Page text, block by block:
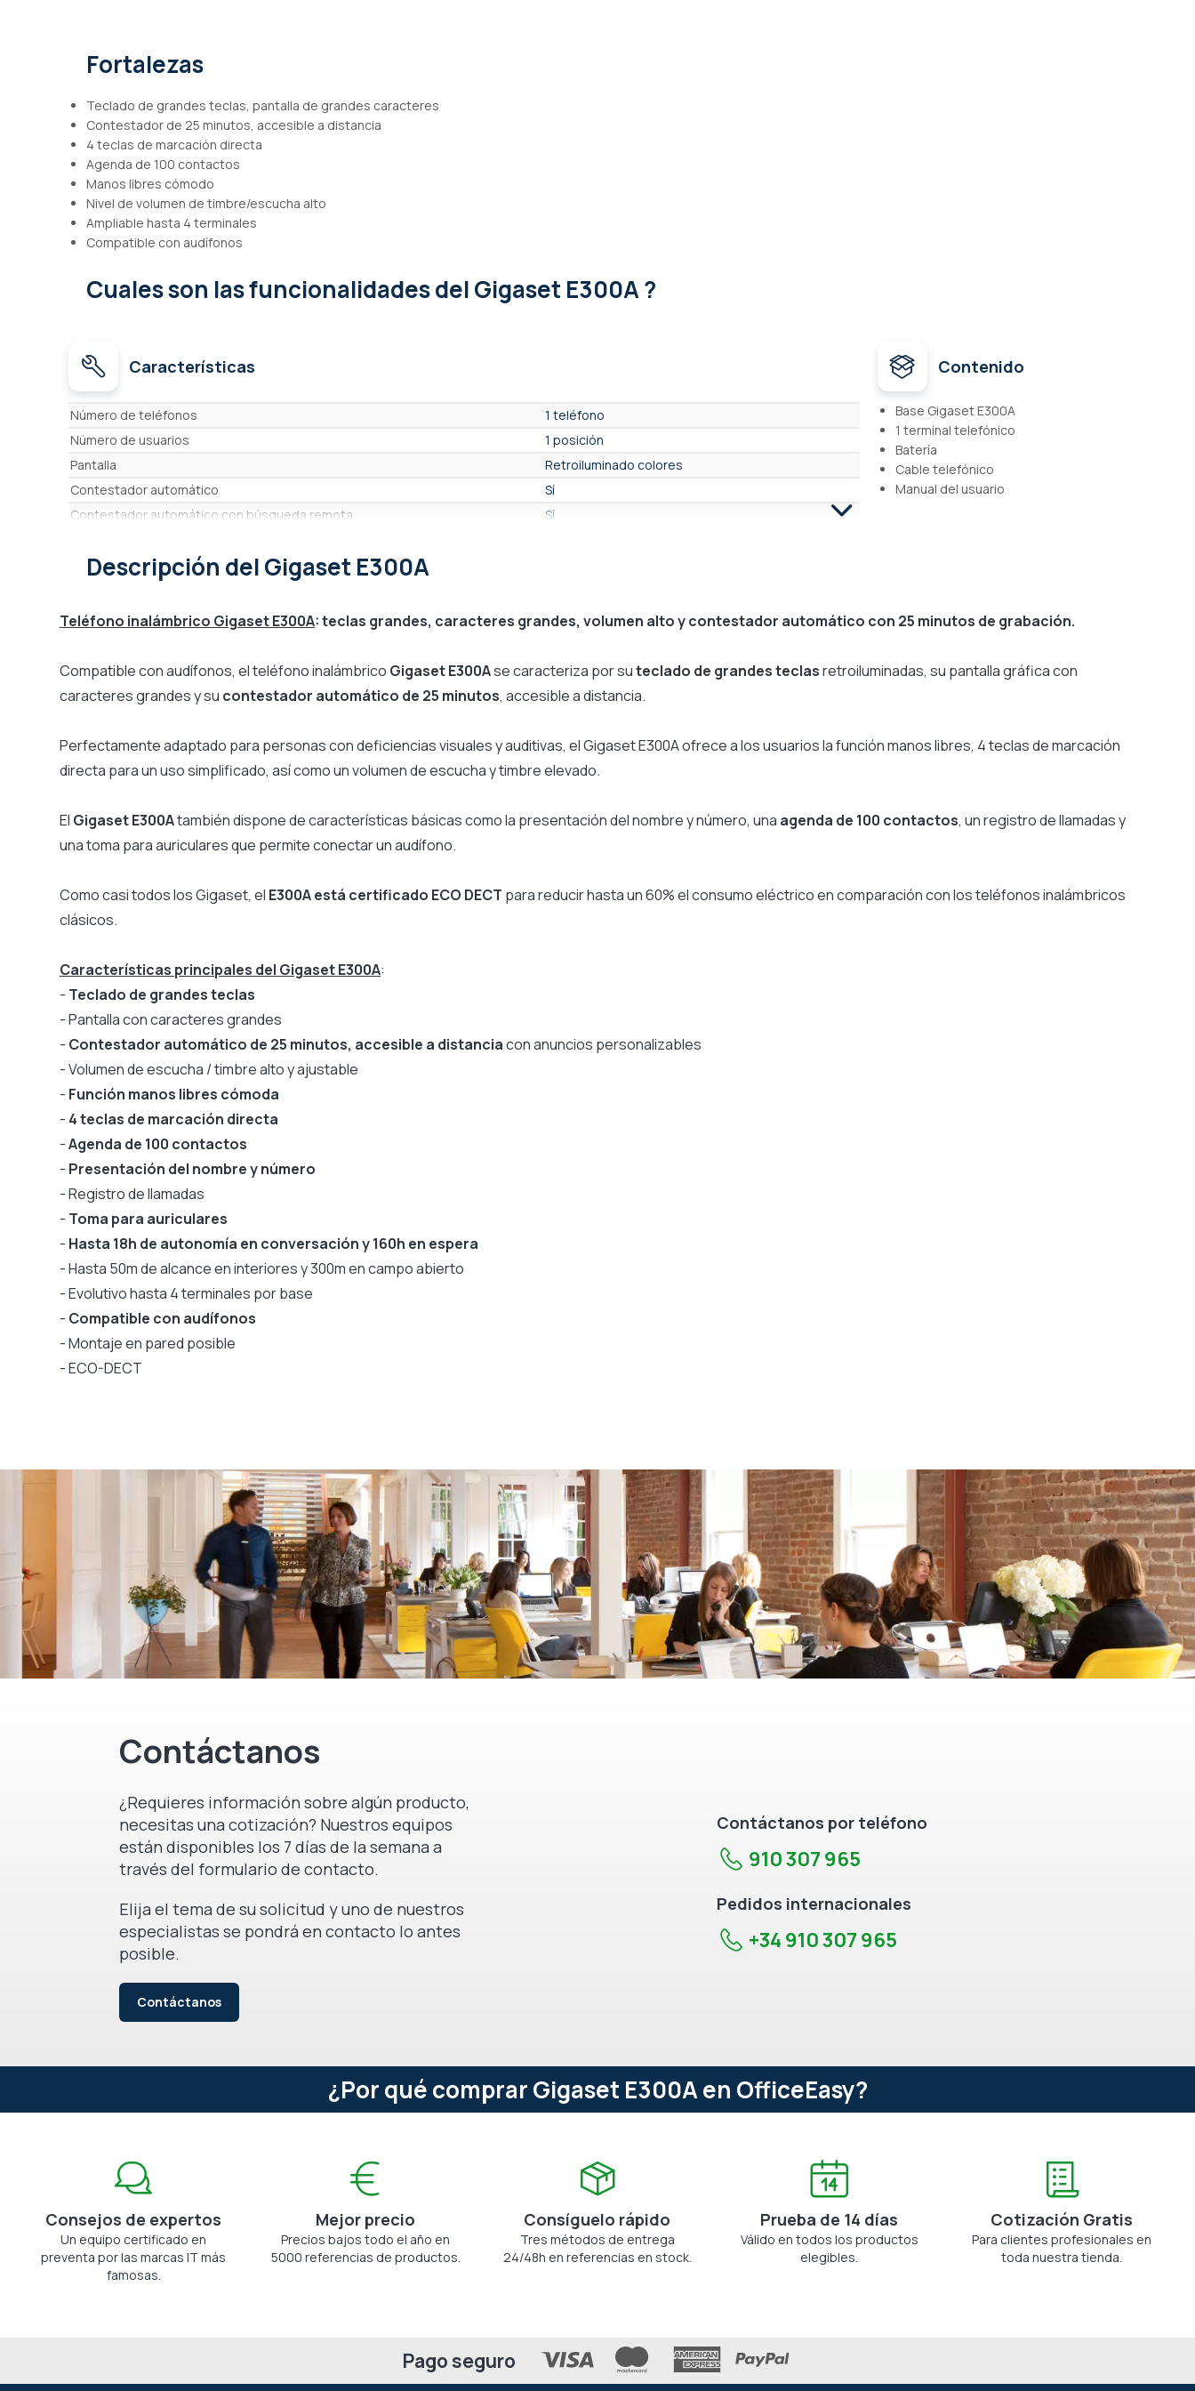
de
Fortalezas
Teclado de grandes teclas, pantalla de grandes caracteres
Contestador de 25 minutos, accesible a distancia
4 teclas de marcación directa
Agenda de 100 contactos
Manos libres cómodo
Nivel de volumen de timbre/escucha alto
Ampliable hasta 4 terminales
Compatible con audífonos
Cuales son las funcionalidadesdel Gigaset E300A ?
Características
Características
Número de teléfonos
1 teléfono
Número de usuarios
1 posición
Pantalla
Retroiluminado colores
Contestador automático
Sí
Contestador automático con búsqueda remota
Sí
Vibrador
Conferencia a tres (1 externa y 2 internas)
Bluetooth
No
Toma de auriculares
Sí
Compatibilidad PABX
Tiempo de conversación
25 horas
Compatible con puerta de enlace SIP de Microsoft Teams
Contenido
Base Gigaset E300A
1 terminal telefónico
Batería
Cable telefónico
Manual del usuario
Descripción del Gigaset E300A
Teléfono inalámbrico Gigaset E300A: teclas grandes, caracteres grandes, volumen alto y contestador automático con 25 minutos de grabación.
Compatible con audífonos, el teléfono inalámbrico Gigaset E300Ase caracteriza por suteclado de grandes teclasretroiluminadas, su pantalla gráfica con
caracteres grandes y su contestador automático de 25 minutos, accesible a distancia.
Perfectamente adaptado para personas con deficiencias visuales y auditivas, el Gigaset E300A ofrece a los usuarios la función manos libres, 4 teclas de marcación
directa para un uso simplificado, así como un volumen de escucha y timbre elevado.
El Gigaset E300Atambién dispone de características básicas como la presentación del nombre y número, una agenda de 100 contactos, un registro de llamadas y
una toma para auriculares que permite conectar un audífono.
Como casi todos los Gigaset, el E300A está certificado ECO DECT para reducir hasta un 60% el consumo eléctrico en comparación con los teléfonos inalámbricos
clásicos.
Características principales del Gigaset E300A:
- Teclado de grandes teclas
- Pantalla con caracteres grandes
- Contestador automático de 25 minutos, accesible a distanciacon anuncios personalizables
- Volumen de escucha / timbre alto y ajustable
- Función manos libres cómoda
- 4 teclas de marcación directa
-Agenda de 100 contactos
- Presentación del nombre y número
- Registro de llamadas
- Toma para auriculares
- Hasta 18h de autonomía en conversación y 160h en espera
- Hasta 50m de alcance en interiores y 300m en campo abierto
- Evolutivo hasta 4 terminales por base
- Compatible con audífonos
- Montaje en pared posible
- ECO-DECT
Contáctanos
¿Requieres información sobre algún producto,
necesitas una cotización? Nuestros equipos
están disponibles los 7 días de la semana a
través del formulario de contacto.
Elija el tema de su solicitud y uno de nuestros
especialistas se pondrá en contacto lo antes
posible.
Contáctanos
Contáctanos por teléfono
910 307 965
Pedidos internacionales
+34 910 307 965
¿Por qué comprar Gigaset E300A en OfficeEasy?
Consejos de expertos
Un equipo certificado en
preventa por las marcas IT más
famosas.
Mejor precio
Precios bajos todo el año en
5000 referencias de productos.
Consíguelo rápido
Tres métodos de entrega
24/48h en referencias en stock.
Prueba de 14 días
Válido en todos los productos
elegibles.
Cotización Gratis
Para clientes profesionales en
toda nuestra tienda.
Pago seguro